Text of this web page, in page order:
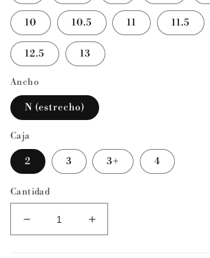
10 10.5 11 11.5
12.5 13
Ancho
N (estrecho)
Caja
2 3 3+ 4
Cantidad
Reducir
cantidad
Aumentar
cantidad